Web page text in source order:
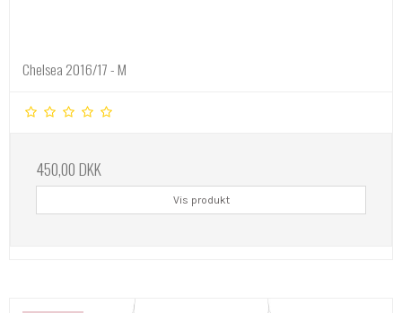
Chelsea 2016/17 - M
450,00 DKK
Vis produkt